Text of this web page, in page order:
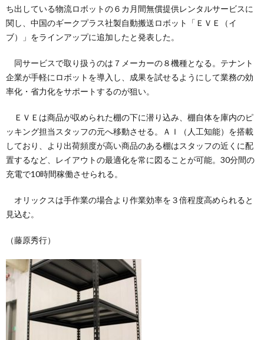
ち出している物流ロボットの６カ月間無償提供レンタルサービスに
関し、中国のギークプラス社製自動搬送ロボット「ＥＶＥ（イ
ブ）」をラインアップに追加したと発表した。
同サービスで取り扱うのは７メーカーの８機種となる。テナント
企業が手軽にロボットを導入し、成果を試せるようにして業務の効
率化・省力化をサポートするのが狙い。
ＥＶＥは商品が収められた棚の下に潜り込み、棚自体を庫内のピ
ッキング担当スタッフの元へ移動させる。ＡＩ（人工知能）を搭載
しており、より出荷頻度が高い商品のある棚はスタッフの近くに配
置するなど、レイアウトの最適化を常に図ることが可能。30分間の
充電で10時間稼働させられる。
オリックスは手作業の場合より作業効率を３倍程度高められると
見込む。
（藤原秀行）